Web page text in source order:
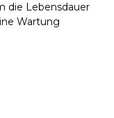
die Lebensdauer
Wartung